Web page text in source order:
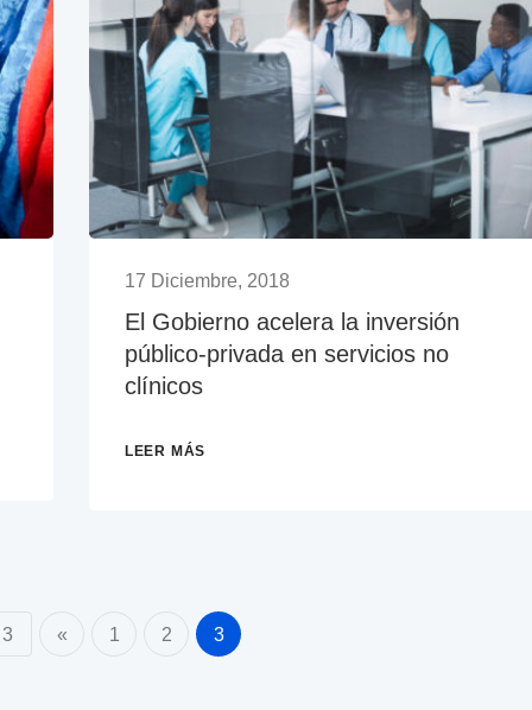
17 Diciembre, 2018
El Gobierno acelera la inversión
público-privada en servicios no
clínicos
LEER MÁS
« 1 2 3